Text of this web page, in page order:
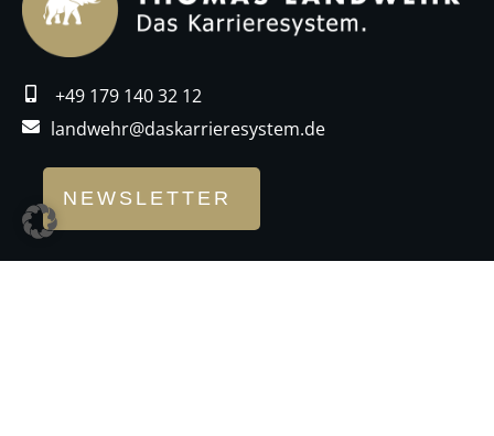
+49 179 140 32 12
landwehr@daskarrieresystem.de
NEWSLETTER